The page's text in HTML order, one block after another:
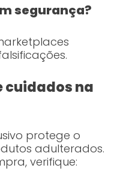
segurança?
cuidados na
protege o
adulterados.
verifique: